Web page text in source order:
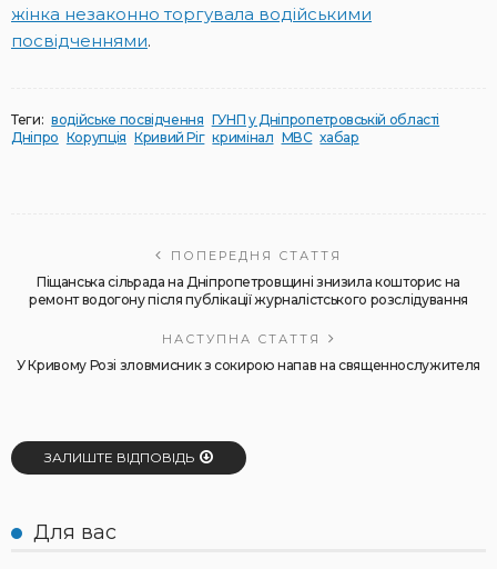
жінка незаконно торгувала водійськими
посвідченнями.
Теги: водійське посвідчення ГУНП у Дніпропетровській області
Дніпро Корупція Кривий Ріг кримінал МВС хабар
ПОПЕРЕДНЯ СТАТТЯ
Піщанська сільрада на Дніпропетровщині знизила кошторис на
ремонт водогону після публікації журналістського розслідування
НАСТУПНА СТАТТЯ
У Кривому Розі зловмисник з сокирою напав на священнослужителя
ЗАЛИШТЕ ВІДПОВІДЬ
Для вас